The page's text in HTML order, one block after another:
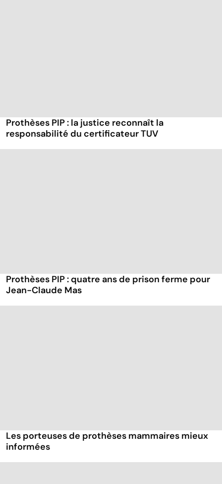
Prothèses PIP : la justice reconnaît la
responsabilité du certificateur TUV
Prothèses PIP : quatre ans de prison ferme pour
Jean-Claude Mas
Les porteuses de prothèses mammaires mieux
informées